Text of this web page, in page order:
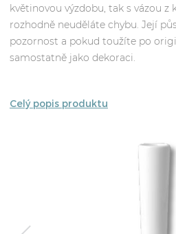
květinovou výzdobu, tak s vázou z
rozhodně neuděláte chybu. Její
pozornost a pokud toužíte po
samostatně jako dekoraci.
Celý popis produktu